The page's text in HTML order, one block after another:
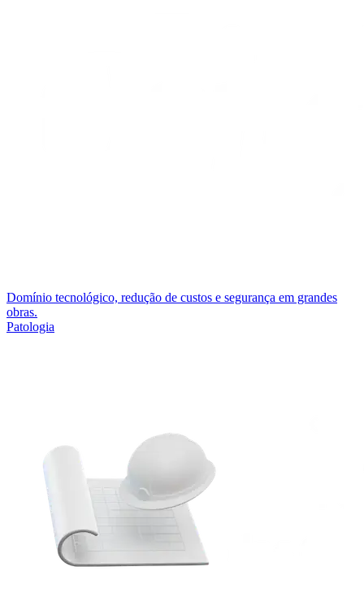
Domínio tecnológico, redução de custos e segurança em grandes
obras.
Patologia